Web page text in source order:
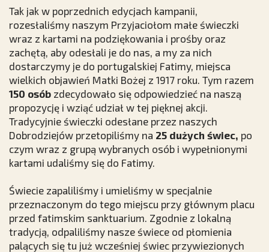
Tak jak w poprzednich edycjach kampanii,
rozesłaliśmy naszym Przyjaciołom małe świeczki
wraz z kartami na podziękowania i prośby oraz
zachętą, aby odesłali je do nas, a my za nich
dostarczymy je do portugalskiej Fatimy, miejsca
wielkich objawień Matki Bożej z 1917 roku. Tym razem
150 osób zdecydowało się odpowiedzieć na naszą
propozycję i wziąć udział w tej pięknej akcji.
Tradycyjnie świeczki odesłane przez naszych
Dobrodziejów przetopiliśmy na 25 dużych świec, po
czym wraz z grupą wybranych osób i wypełnionymi
kartami udaliśmy się do Fatimy.
Świecie zapaliliśmy i umieliśmy w specjalnie
przeznaczonym do tego miejscu przy głównym placu
przed fatimskim sanktuarium. Zgodnie z lokalną
tradycją, odpaliliśmy nasze świece od płomienia
palących się tu już wcześniej świec przywiezionych